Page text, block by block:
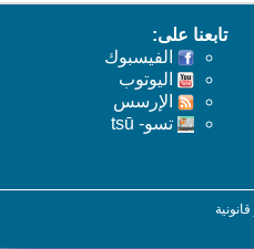
تابعنا على:
الفيسبوك
اليوتوب
اﻹرسس
تسو- tsū